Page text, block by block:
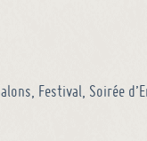
Festival, Soirée